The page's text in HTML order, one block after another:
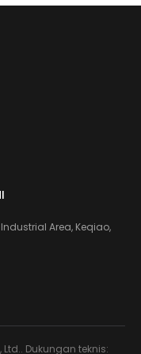
Area, Keqiao,
Dukungan teknis: